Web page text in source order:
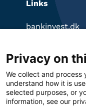
Links
bankinvest.dk
Privatlivspolitik
Cookies
Privacy on
We collect and
understand how it is
selected purposes, or
information, see our